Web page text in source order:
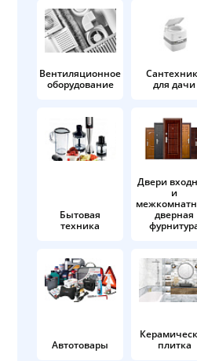
Вентиляционное
оборудование
для дачи
Бытовая
техника
Двери
и
дверная
Автотовары
плитка